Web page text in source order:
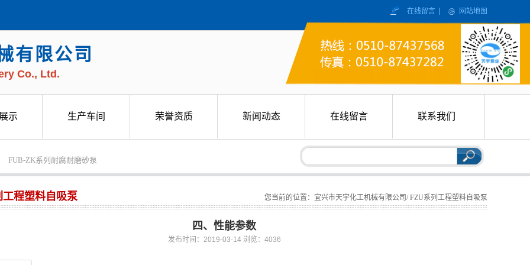
在线留言 网站地图
有限公司
Co., Ltd.
示
示
生产车间 荣誉资质 新闻动态 在线留言 联系我们
FUB-ZK系列耐腐耐磨砂泵
工程塑料自吸泵 您当前的位置：宜兴市天宇化工机械有限公司/ FZU系列工程塑料自吸泵
四、性能参数
发布时间：2019-03-14 浏览：4036